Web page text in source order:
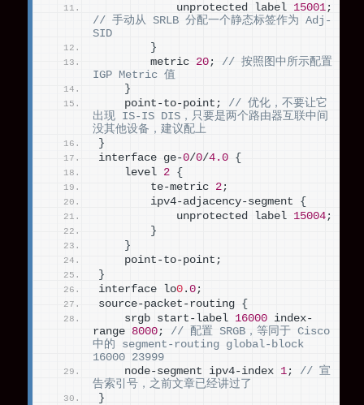
            unprotected label
15001
// 手动从 SRLB 分配一个静态标签作为 Adj-
SID
}
        metric
20 ; // 按照图中所示配置
IGP Metric 值
}
    point-to-point;
// 优化，不要让它
出现 IS-IS DIS，只要是两个路由器互联中间
没其他设备，建议配上
}
interface ge-0/0/4.0 {
    level
2 {
        te-metric
2 ;
        ipv4-adjacency-segment
{
            unprotected label
15004 ;
}
}
    point-to-point;
}
interface lo0 .0 ;
source-packet-routing {
    srgb start-label
16000 index-
range 8000 ; // 配置 SRGB，等同于 Cisco
中的 segment-routing global-block
16000 23999
    node-segment ipv4-index
1 ; // 宣
告索引号，之前文章已经讲过了
}